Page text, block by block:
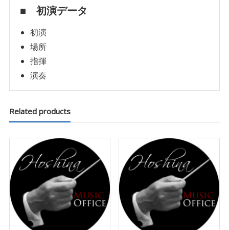
■ 初演データ
初演
場所
指揮
演奏
Related products